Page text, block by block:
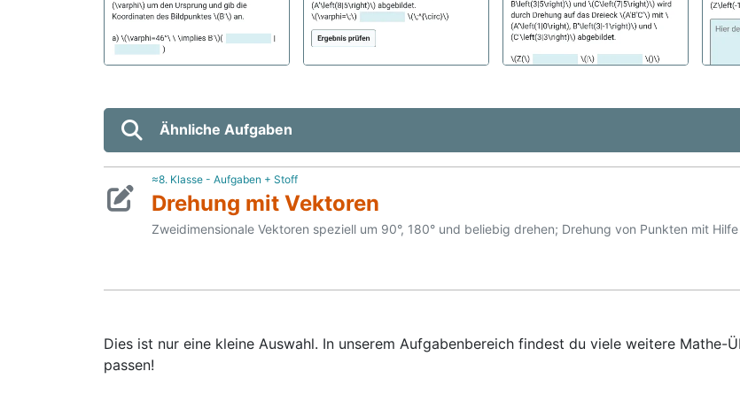
Ähnliche Aufgaben
≈8. Klasse - Aufgaben + Stoff
Drehung mit Vektoren
Zweidimensionale Vektoren speziell um 90°, 180° und beliebig drehen; Drehung von Punkten mit
Dies ist nur eine kleine Auswahl. In unserem Aufgabenbereich findest du viele weitere Mathe-
passen!